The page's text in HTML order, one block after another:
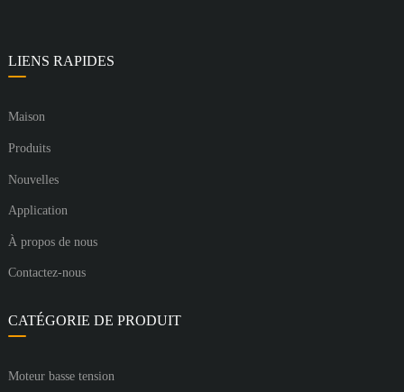
LIENS RAPIDES
Maison
Produits
Nouvelles
Application
À propos de nous
Contactez-nous
CATÉGORIE DE PRODUIT
Moteur basse tension